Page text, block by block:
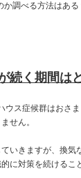
か調べる方法はある
続く期間は
ウス症候群はおさ
せん。
いきますが、換気
に対策を続けるこ